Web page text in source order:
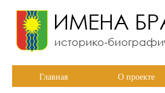
Главная О проекте